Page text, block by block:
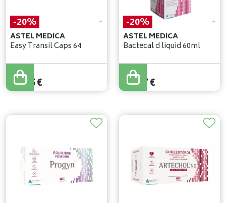
-20%
ASTEL MEDICA
Easy Transil Caps 64
28,94
23,15€
-20%
ASTEL MEDICA
Bactecal d liquid 60ml
29,96
23,97€